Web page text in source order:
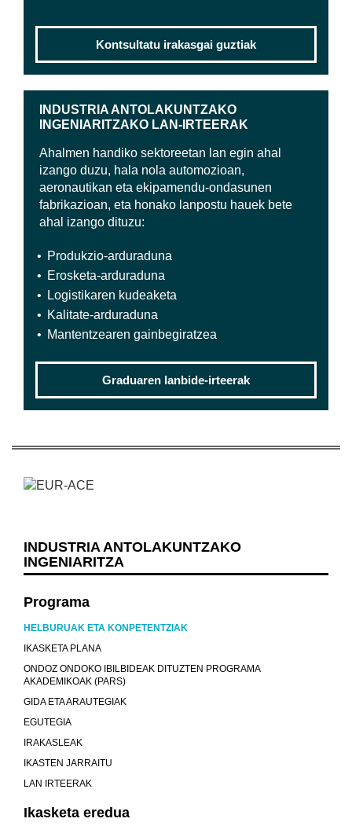
Kontsultatu irakasgai guztiak
INDUSTRIA ANTOLAKUNTZAKO
INGENIARITZAKO LAN-IRTEERAK
Ahalmen handiko sektoreetan lan egin ahal
izango duzu, hala nola automozioan,
aeronautikan eta ekipamendu-ondasunen
fabrikazioan, eta honako lanpostu hauek bete
ahal izango dituzu:
Produkzio-arduraduna
Erosketa-arduraduna
Logistikaren kudeaketa
Kalitate-arduraduna
Mantentzearen gainbegiratzea
Graduaren lanbide-irteerak
INDUSTRIA ANTOLAKUNTZAKO
INGENIARITZA
Programa
HELBURUAK ETA KONPETENTZIAK
IKASKETA PLANA
ONDOZ ONDOKO IBILBIDEAK DITUZTEN PROGRAMA
AKADEMIKOAK (PARS)
GIDA ETA ARAUTEGIAK
EGUTEGIA
IRAKASLEAK
IKASTEN JARRAITU
LAN IRTEERAK
Ikasketa eredua